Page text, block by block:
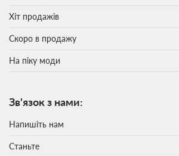
Хіт продажів
Скоро в продажу
На піку моди
Зв'язок з нами:
Напишіть нам
Станьте